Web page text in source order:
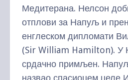
Медитерана. Нелсон
отплови за Напуљ и
енглеском дипломати
(Sir William Hamilton). У
срдачно примљен.
назвао спасиоцем целе